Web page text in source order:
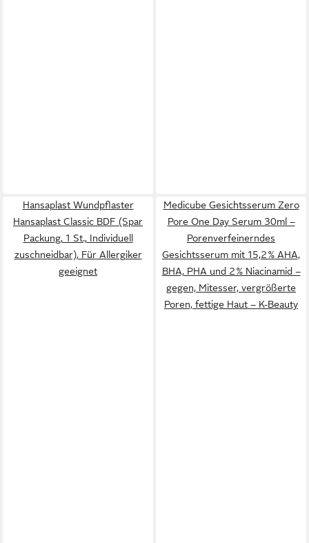
Hansaplast Wundpflaster
Hansaplast Classic BDF (Spar
Packung, 1 St., Individuell
zuschneidbar), Für Allergiker
geeignet
Medicube Gesichtsserum Zero
Pore One Day Serum 30ml –
Porenverfeinerndes
Gesichtsserum mit 15,2 % AHA,
BHA, PHA und 2 % Niacinamid –
gegen, Mitesser, vergrößerte
Poren, fettige Haut – K-Beauty